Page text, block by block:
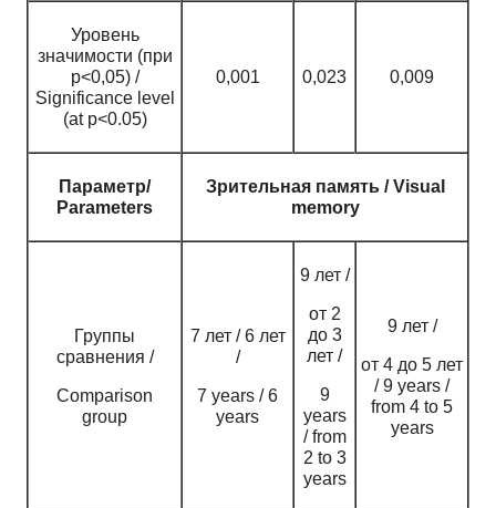
Уровень
значимости (при
p<0,05) /
Significance level
(at p<0.05)
0,001 0,023 0,009
Параметр/
Parameters
Зрительная память / Visual
memory
Группы
сравнения /
Comparison
group
7 лет / 6 лет
/
7 years / 6
years
9 лет /
от 2
до 3
лет /
9
years
/ from
2 to 3
years
9 лет /
от 4 до 5 лет
/ 9 years /
from 4 to 5
years